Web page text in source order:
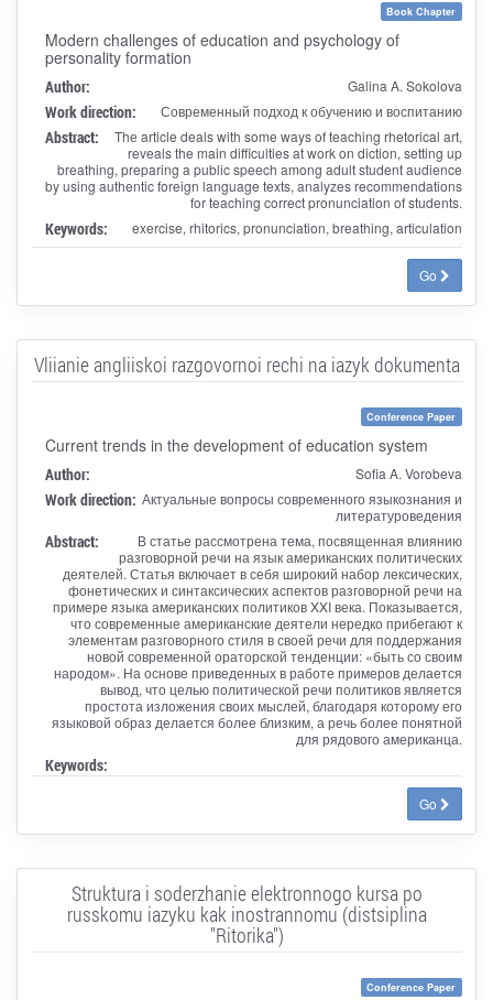
Book Chapter
Modern challenges of education and psychology of
personality formation
Author: Galina A. Sokolova
Work direction: Современный подход к обучению и воспитанию
Abstract:
Thе article deals with some ways of teaching rhetorical art,
reveals the main difficulties at work on diction, setting up
breathing, preparing a public speech among adult student audience
by using authentic foreign language texts, analyzes recommendations
for teaching correct pronunciation of students.
Keywords: exercise, rhitorics, pronunciation, breathing, articulation
Go
Vliianie angliiskoi razgovornoi rechi na iazyk dokumenta
Conference Paper
Current trends in the development of education system
Author: Sofia A. Vorobeva
Work direction: Актуальные вопросы современного языкознания и
литературоведения
Abstract:
В статье рассмотрена тема, посвященная влиянию
разговорной речи на язык американских политических
деятелей. Статья включает в себя широкий набор лексических,
фонетических и синтаксических аспектов разговорной речи на
примере языка американских политиков XXI века. Показывается,
что современные американские деятели нередко прибегают к
элементам разговорного стиля в своей речи для поддержания
новой современной ораторской тенденции: «быть со своим
народом». На основе приведенных в работе примеров делается
вывод, что целью политической речи политиков является
простота изложения своих мыслей, благодаря которому его
языковой образ делается более близким, а речь более понятной
для рядового американца.
Keywords:
Go
Struktura i soderzhanie elektronnogo kursa po
russkomu iazyku kak inostrannomu (distsiplina
"Ritorika")
Conference Paper